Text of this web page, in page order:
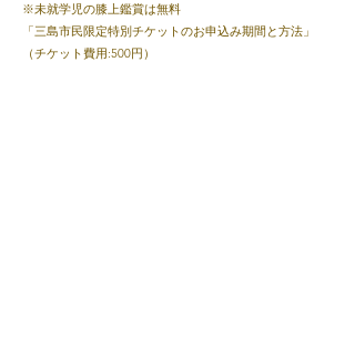
※未就学児の膝上鑑賞は無料
「三島市民限定特別チケットのお申込み期間と方法」
（チケット費用:500円）